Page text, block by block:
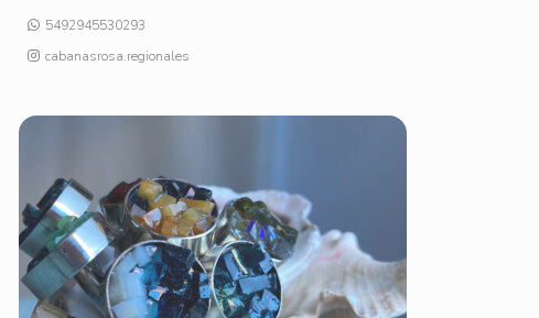
5492945530293
cabanasrosa.regionales